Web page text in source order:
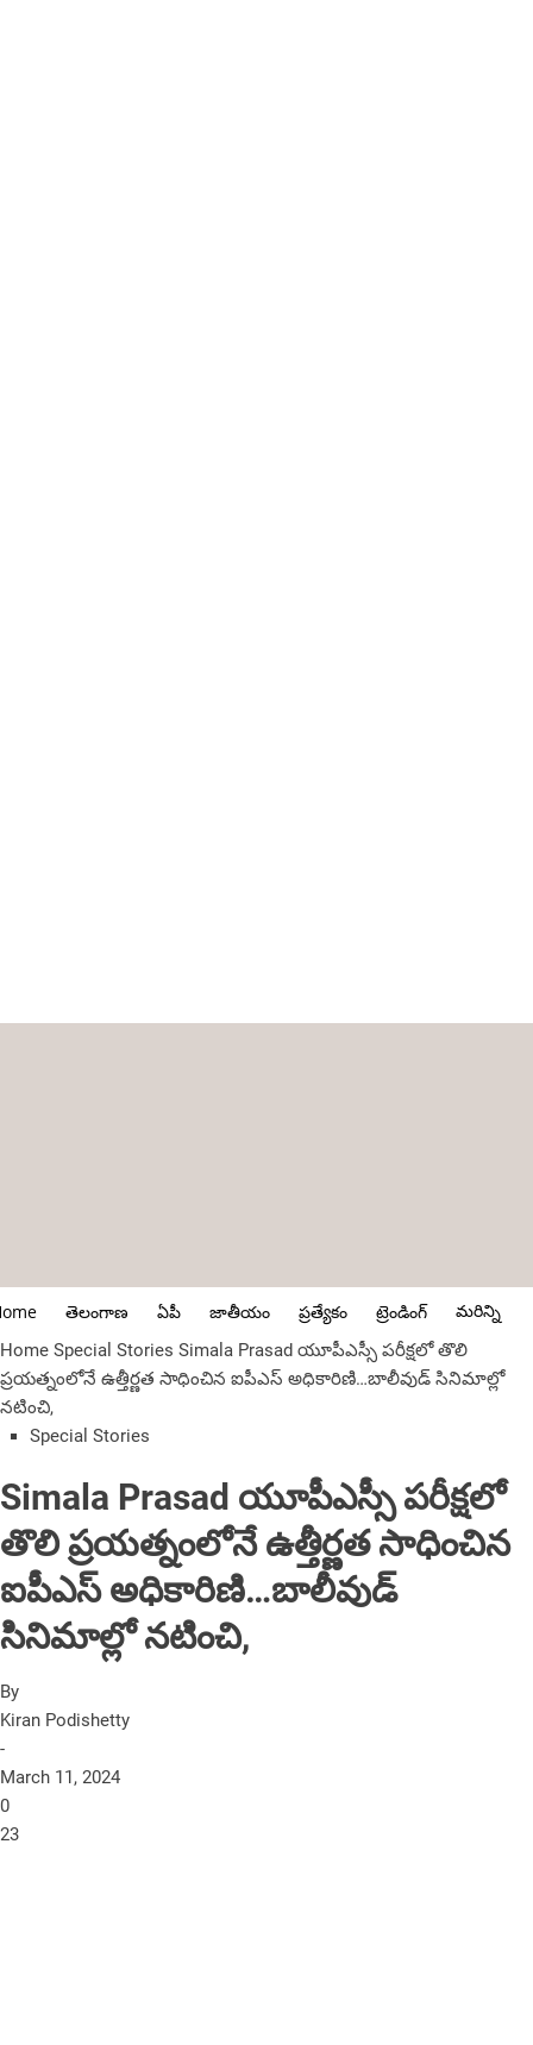
తెలంగాణ ఏపీ జాతీయం ప్రత్యేకం ట్రెండింగ్ మరిన్ని
Home Special Stories Simala Prasad యూపీఎస్సీ పరీక్షలో తొలి
ప్రయత్నంలోనే ఉత్తీర్ణత సాధించిన ఐపీఎస్ అధికారిణి…బాలీవుడ్ సినిమాల్లో
నటించి,
Special Stories
Simala Prasad యూపీఎస్సీ పరీక్షలో
తొలి ప్రయత్నంలోనే ఉత్తీర్ణత సాధించిన
ఐపీఎస్ అధికారిణి…బాలీవుడ్
సినిమాల్లో నటించి,
By
Kiran Podishetty
-
March 11, 2024
0
23